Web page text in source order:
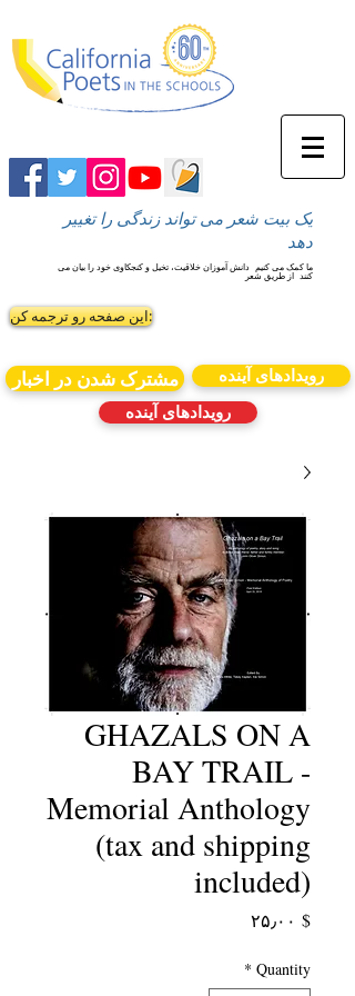
یک بیت شعر می تواند زندگی را تغییر
دهد
ما کمک می کنیم دانش آموزان خلاقیت، تخیل و کنجکاوی خود را بیان می
کنند از طریق شعر
این صفحه رو ترجمه کن:
مشترک شدن در اخبار
رویدادهای آینده
رویدادهای آینده
GHAZALS ON A
BAY TRAIL -
Memorial Anthology
(tax and shipping
included)
$ ۲۵٫۰۰ Price
Quantity
*